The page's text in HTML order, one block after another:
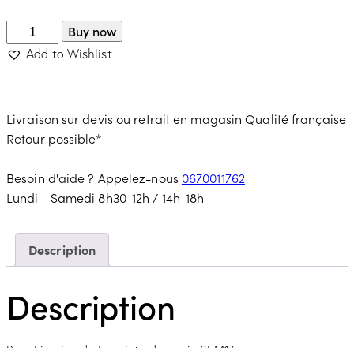
Buy now
Add to Wishlist
Livraison sur devis ou retrait en magasin Qualité française
Retour possible*
Besoin d'aide ? Appelez-nous 0670011762
Lundi - Samedi 8h30-12h / 14h-18h
Description
Description